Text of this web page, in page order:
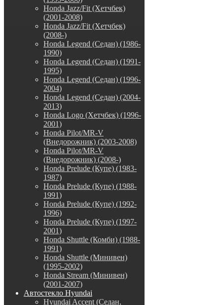
Honda Jazz/Fit (Хетчбек)
(2001-2008)
Honda Jazz/Fit (Хетчбек)
(2008-)
Honda Legend (Седан) (1986-
1990)
Honda Legend (Седан) (1991-
1995)
Honda Legend (Седан) (1996-
2004)
Honda Legend (Седан) (2004-
2013)
Honda Logo (Хетчбек) (1996-
2001)
Honda Pilot/MR-V
(Внедорожник) (2003-2008)
Honda Pilot/MR-V
(Внедорожник) (2008-)
Honda Prelude (Купе) (1983-
1987)
Honda Prelude (Купе) (1988-
1991)
Honda Prelude (Купе) (1992-
1996)
Honda Prelude (Купе) (1997-
2001)
Honda Shuttle (Комби) (1988-
1991)
Honda Shuttle (Минивен)
(1995-2002)
Honda Stream (Минивен)
(2001-2007)
Автостекло Hyundai
Hyundai Accent (Седан,